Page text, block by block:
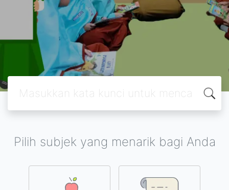
Pilih subjek yang menarik bagi Anda